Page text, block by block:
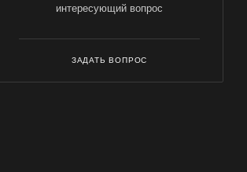
интересующий вопрос
ЗАДАТЬ ВОПРОС